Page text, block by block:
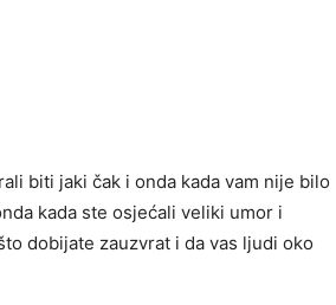
biti jaki čak i onda kada vam nije bilo
kada ste osjećali veliki umor i
dobijate zauzvrat i da vas ljudi oko